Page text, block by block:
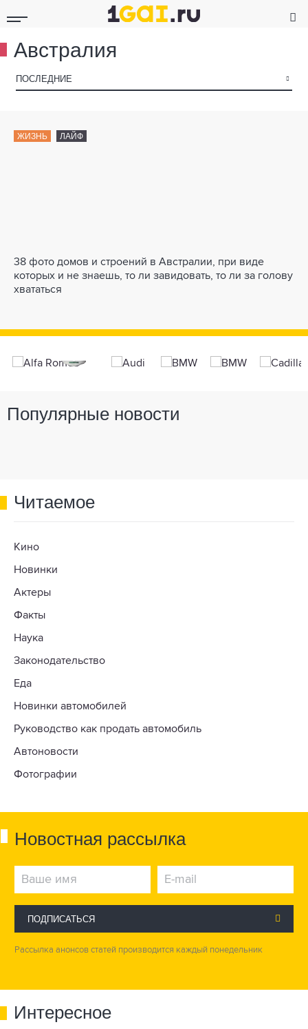
Австралия
ПОСЛЕДНИЕ ▾
ЖИЗНЬ ЛАЙФ
38 фото домов и строений в Австралии, при виде
которых и не знаешь, то ли завидовать, то ли за голову
хвататься
Популярные новости
Читаемое
Кино
Новинки
Актеры
Факты
Наука
Законодательство
Еда
Новинки автомобилей
Руководство как продать автомобиль
Автоновости
Фотографии
Новостная рассылка
ПОДПИСАТЬСЯ
Рассылка анонсов статей производится каждый понедельник
Интересное